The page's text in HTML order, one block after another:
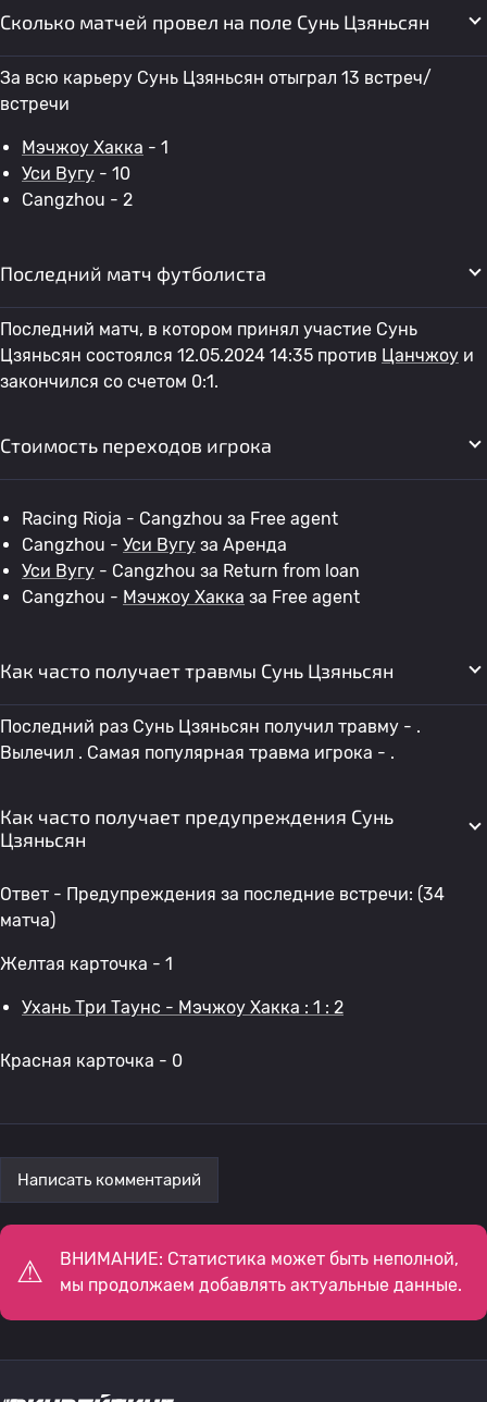
Сколько матчей провел на поле Сунь Цзяньсян
За всю карьеру Сунь Цзяньсян отыграл 13 встреч/
встречи
Мэчжоу Хакка - 1
Уси Вугу - 10
Cangzhou - 2
Последний матч футболиста
Последний матч, в котором принял участие Сунь
Цзяньсян состоялся 12.05.2024 14:35 против Цанчжоу и
закончился со счетом 0:1.
Стоимость переходов игрока
Racing Rioja - Cangzhou за Free agent
Cangzhou - Уси Вугу за Аренда
Уси Вугу - Cangzhou за Return from loan
Cangzhou - Мэчжоу Хакка за Free agent
Как часто получает травмы Сунь Цзяньсян
Последний раз Сунь Цзяньсян получил травму - .
Вылечил . Самая популярная травма игрока - .
Как часто получает предупреждения Сунь
Цзяньсян
Ответ - Предупреждения за последние встречи: (34
матча)
Желтая карточка - 1
Ухань Три Таунс - Мэчжоу Хакка : 1 : 2
Красная карточка - 0
Написать комментарий
ВНИМАНИЕ: Статистика может быть неполной,
мы продолжаем добавлять актуальные данные.